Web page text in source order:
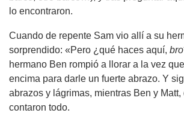
lo encontraron.
Cuando de repente Sam vio allí a su
sorprendido: «Pero ¿qué haces aquí, bro
hermano Ben rompió a llorar a la vez
encima para darle un fuerte abrazo. Y
abrazos y lágrimas, mientras Ben y
contaron todo.